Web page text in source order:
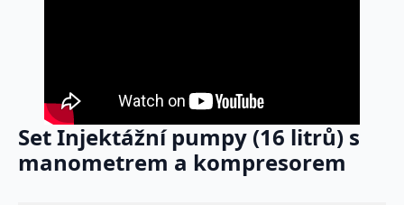
Set Injektážní pumpy (16 litrů) s
manometrem a kompresorem